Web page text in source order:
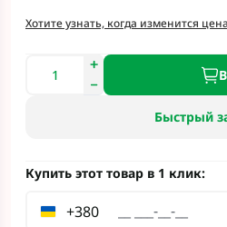
Хотите узнать, когда изменится
Быстрый
Купить этот товар в 1 клик:
+380